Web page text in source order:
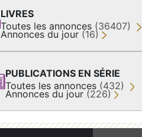
LIVRES
Toutes les annonces (36407)
Annonces du jour (16)
PUBLICATIONS EN SÉRIE
Toutes les annonces (432)
Annonces du jour (226)